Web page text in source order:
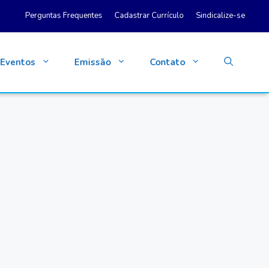
Perguntas Frequentes Cadastrar Currículo Sindicalize-se
Eventos Emissão Contato